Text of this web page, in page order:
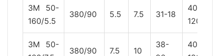
3M 50-
160/5.5
380/90 5.5 7.5 31-18
400-
1200
3M 50-
380/90 7.5 10
38-
400-